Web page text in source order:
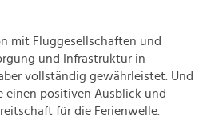
mit Fluggesellschaften und
und Infrastruktur in
vollständig gewährleistet. Und
positiven Ausblick und
für die Ferienwelle.